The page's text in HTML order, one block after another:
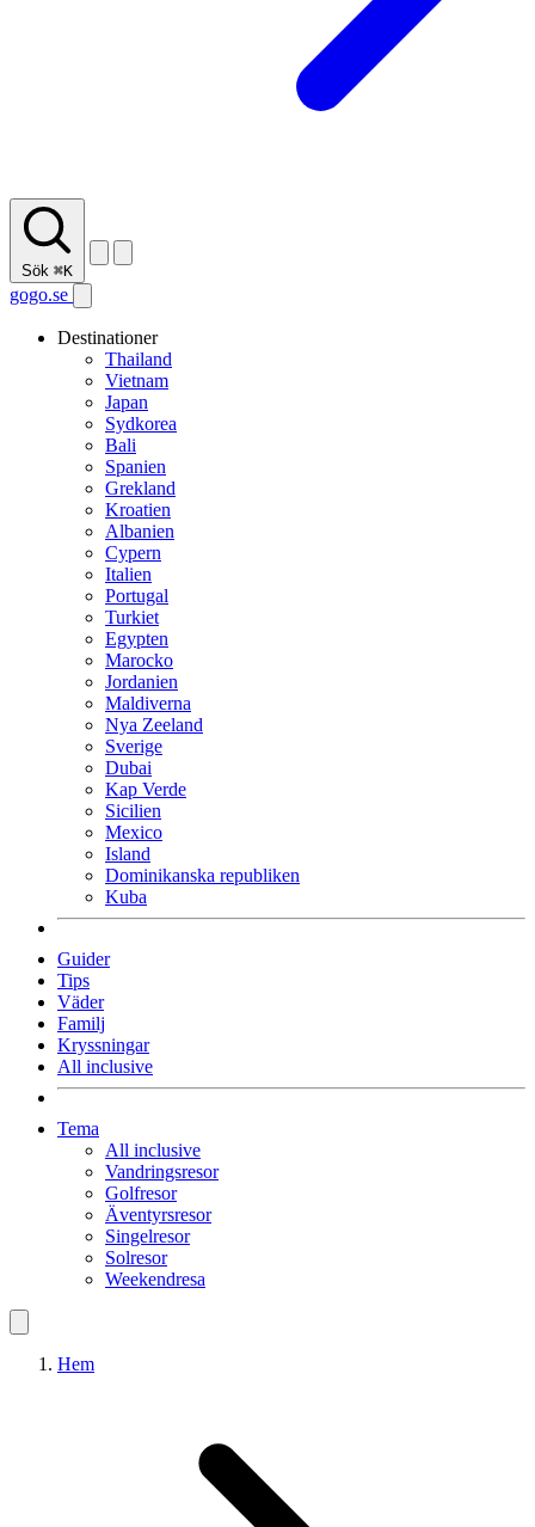
Sök ⌘K
gogo.se
Destinationer
Thailand
Vietnam
Japan
Sydkorea
Bali
Spanien
Grekland
Kroatien
Albanien
Cypern
Italien
Portugal
Turkiet
Egypten
Marocko
Jordanien
Maldiverna
Nya Zeeland
Sverige
Dubai
Kap Verde
Sicilien
Mexico
Island
Dominikanska republiken
Kuba
Guider
Tips
Väder
Familj
Kryssningar
All inclusive
Tema
All inclusive
Vandringsresor
Golfresor
Äventyrsresor
Singelresor
Solresor
Weekendresa
Hem